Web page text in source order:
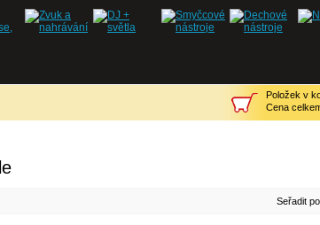
Položek v
Cena
Seřadit